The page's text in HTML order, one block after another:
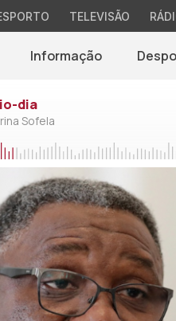
TELEVISÃO
Informação
dia
Sofela